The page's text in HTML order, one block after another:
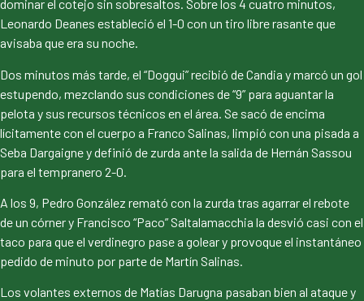
dominar el cotejo sin sobresaltos. Sobre los 4 cuatro minutos,
Leonardo Deanes estableció el 1-0 con un tiro libre rasante que
avisaba que era su noche.
Dos minutos más tarde, el “Doggui” recibió de Candia y marcó un gol
estupendo, mezclando sus condiciones de “9” para aguantar la
pelota y sus recursos técnicos en el área. Se sacó de encima
lícitamente con el cuerpo a Franco Salinas, limpió con una pisada a
Seba Dargaigne y definió de zurda ante la salida de Hernán Sassou
para el tempranero 2-0.
A los 9, Pedro González remató con la zurda tras agarrar el rebote
de un córner y Francisco “Paco” Saltalamacchia la desvió casi con el
taco para que el verdinegro pase a golear y provoque el instantáneo
pedido de minuto por parte de Martín Salinas.
Los volantes externos de Matías Darugna pasaban bien al ataque y